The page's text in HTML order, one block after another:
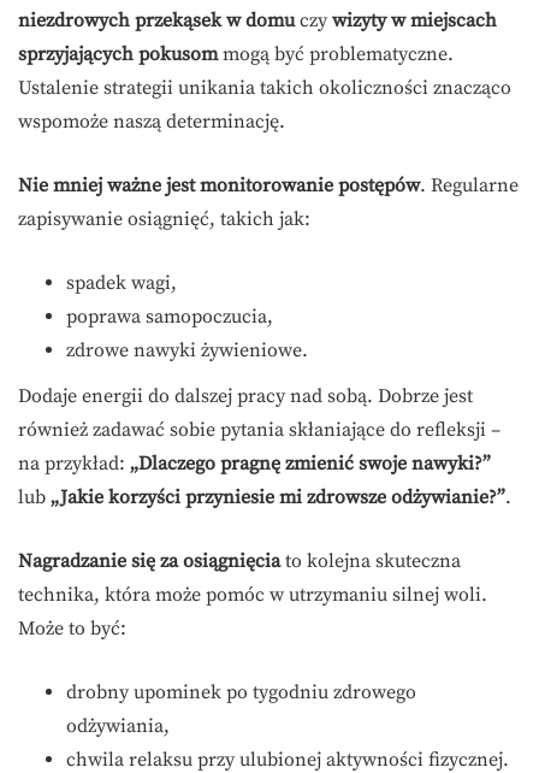
niezdrowych przekąsek w domuczy wizyty w miejscach
sprzyjających pokusommogą być problematyczne.
Ustalenie strategii unikania takich okoliczności znacząco
wspomoże naszą determinację.
Nie mniej ważne jest monitorowanie postępów. Regularne
zapisywanie osiągnięć, takich jak:
spadek wagi,
poprawa samopoczucia,
zdrowe nawyki żywieniowe.
Dodaje energii do dalszej pracy nad sobą. Dobrze jest
również zadawać sobie pytania skłaniające do refleksji –
na przykład: „Dlaczego pragnę zmienić swoje nawyki?”
lub „Jakie korzyści przyniesie mi zdrowsze odżywianie?”.
Nagradzanie się za osiągnięciato kolejna skuteczna
technika, która może pomóc w utrzymaniu silnej woli.
Może to być:
drobny upominek po tygodniu zdrowego
odżywiania,
chwila relaksu przy ulubionej aktywności fizycznej.